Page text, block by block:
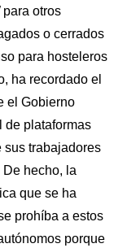
para otros
o cerrados
para hosteleros
ha recordado el
el Gobierno
de plataformas
sus trabajadores
De hecho, la
que se ha
prohíba a estos
porque